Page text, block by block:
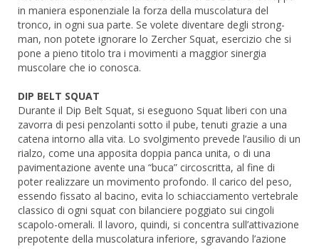
in maniera esponenziale la forza della muscolatura del
tronco, in ogni sua parte. Se volete diventare degli strong-
man, non potete ignorare lo Zercher Squat, esercizio che si
pone a pieno titolo tra i movimenti a maggior sinergia
muscolare che io conosca.
DIP BELT SQUAT
Durante il Dip Belt Squat, si eseguono Squat liberi con una
zavorra di pesi penzolanti sotto il pube, tenuti grazie a una
catena intorno alla vita. Lo svolgimento prevede l’ausilio di un
rialzo, come una apposita doppia panca unita, o di una
pavimentazione avente una “buca” circoscritta, al fine di
poter realizzare un movimento profondo. Il carico del peso,
essendo fissato al bacino, evita lo schiacciamento vertebrale
classico di ogni squat con bilanciere poggiato sui cingoli
scapolo-omerali. Il lavoro, quindi, si concentra sull’attivazione
prepotente della muscolatura inferiore, sgravando l’azione